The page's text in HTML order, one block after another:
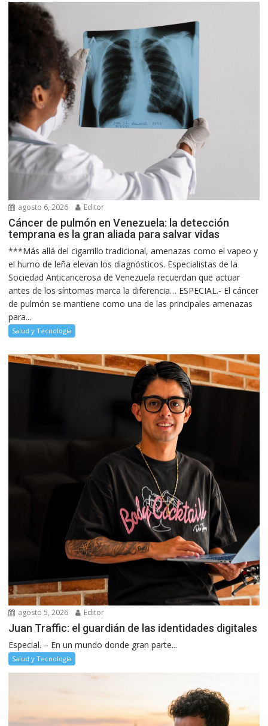
agosto 6, 2026 Editor
Cáncer de pulmón en Venezuela: la detección
temprana es la gran aliada para salvar vidas
***Más allá del cigarrillo tradicional, amenazas como el vapeo y
el humo de leña elevan los diagnósticos. Especialistas de la
Sociedad Anticancerosa de Venezuela recuerdan que actuar
antes de los síntomas marca la diferencia… ESPECIAL.- El cáncer
de pulmón se mantiene como una de las principales amenazas
para...
Salud y Tecnología
agosto 5, 2026 Editor
Juan Traffic: el guardián de las identidades digitales
Especial. – En un mundo donde gran parte...
Salud y Tecnología